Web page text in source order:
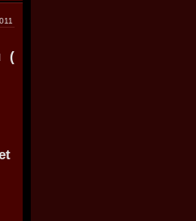
(